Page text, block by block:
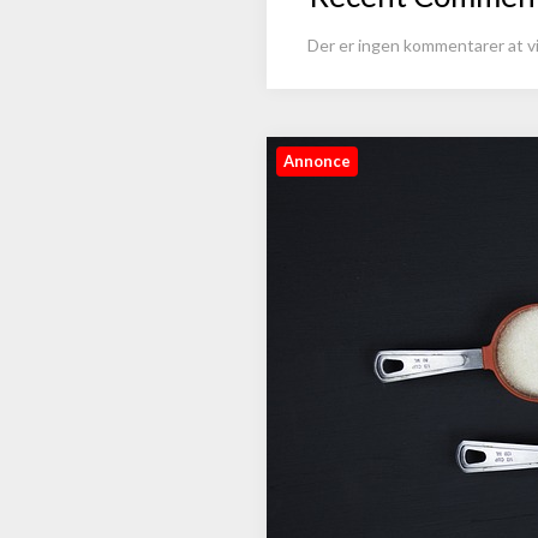
Der er ingen kommentarer at
Annonce